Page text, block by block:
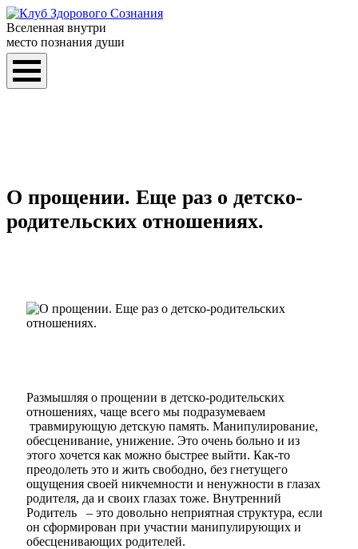
Вселенная внутри
место познания души
О прощении. Еще раз о детско-
родительских отношениях.
Размышляя о прощении в детско-родительских
отношениях, чаще всего мы подразумеваем
травмирующую детскую память. Манипулирование,
обесценивание, унижение. Это очень больно и из
этого хочется как можно быстрее выйти. Как-то
преодолеть это и жить свободно, без гнетущего
ощущения своей никчемности и ненужности в глазах
родителя, да и своих глазах тоже. Внутренний
Родитель – это довольно неприятная структура, если
он сформирован при участии манипулирующих и
обесценивающих родителей.